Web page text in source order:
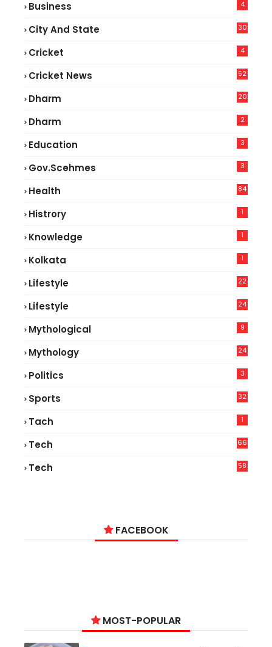
Business 4
City And State 30
Cricket 4
Cricket News
52
Dharm 20
Dharm 2
Education 3
Gov.scehmes 3
Health
84
Histrory 1
Knowledge 1
Kolkata 1
Lifestyle
22
Lifestyle
24
Mythological 9
Mythology 24
Politics 3
Sports 32
Tach 1
Tech
66
Tech
58
FACEBOOK
MOST-POPULAR